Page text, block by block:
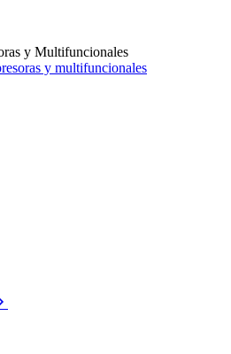
y Multifuncionales
y multifuncionales